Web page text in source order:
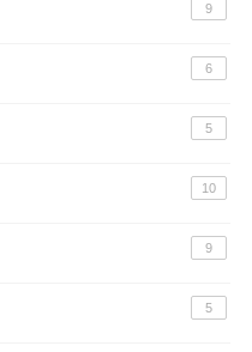
9
6
5
10
9
5